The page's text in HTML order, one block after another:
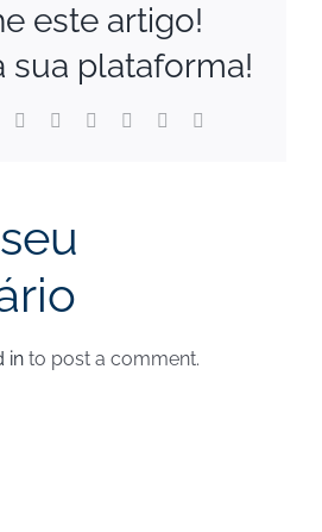
este artigo!
sua plataforma!
Reddit LinkedInWhatsApp
TumblrPinterest
in to post a comment.